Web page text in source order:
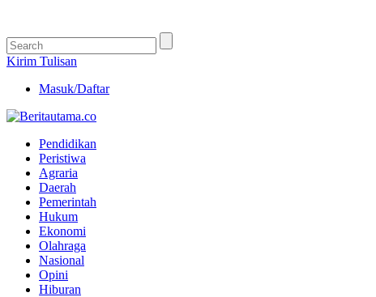
Kirim Tulisan
Masuk/Daftar
Pendidikan
Peristiwa
Agraria
Daerah
Pemerintah
Hukum
Ekonomi
Olahraga
Nasional
Opini
Hiburan